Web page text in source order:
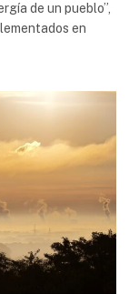
de un pueblo”,
en